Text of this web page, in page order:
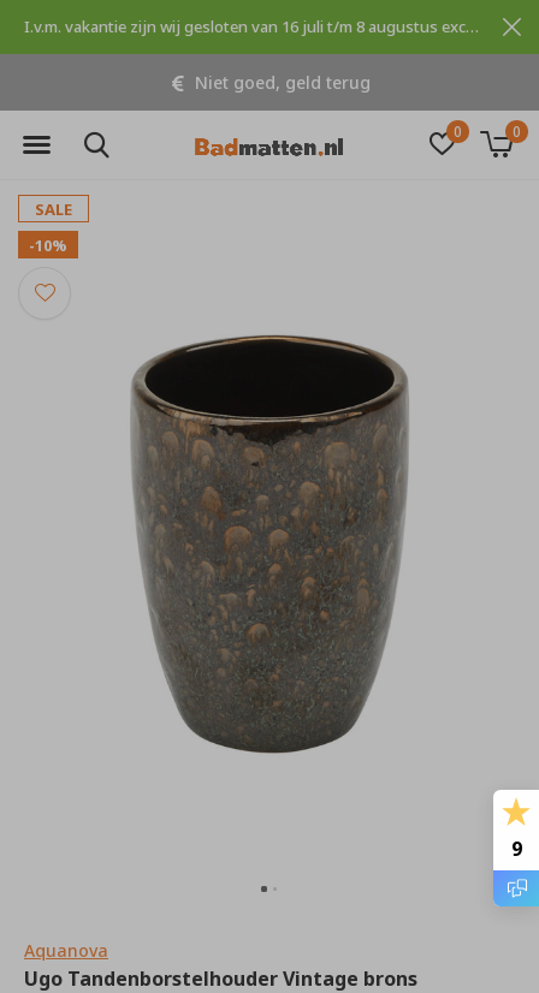
0 0
Gratis verzending vanaf € 50,00 (Nederland)
I.v.m. vakantie zijn wij gesloten van 16 juli t/m 8 augustus excuses voor dit ongemak.
SALE
-10%
Aquanova
Ugo Tandenborstelhouder Vintage brons
9